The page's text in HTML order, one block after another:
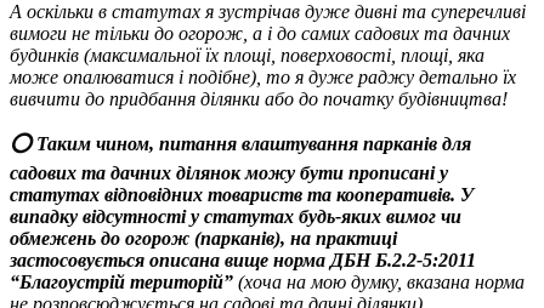
А оскільки в статутах я зустрічав дуже дивні та суперечливі
вимоги не тільки до огорож, а і до самих садових та дачних
будинків (максимальної їх площі, поверховості, площі, яка
може опалюватися і подібне), то я дуже раджу детально їх
вивчити до придбання ділянки або до початку будівництва!
⭕️ Таким чином, питання влаштування парканів для
садових та дачних ділянок можу бути прописані у
статутах відповідних товариств та кооперативів. У
випадку відсутності у статутах будь-яких вимог чи
обмежень до огорож (парканів), на практиці
застосовується описана вище норма ДБН Б.2.2-5:2011
“Благоустрій територій” (хоча на мою думку, вказана норма